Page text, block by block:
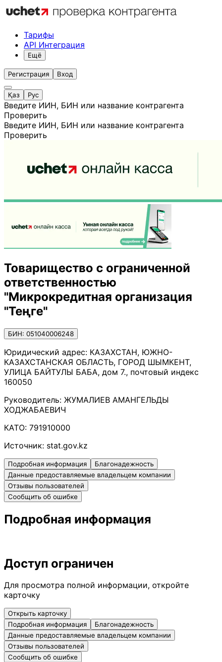
Тарифы
API Интеграция
Ещё
Регистрация Вход
Қаз Рус
Введите ИИН, БИН или название контрагента
Проверить
Введите ИИН, БИН или название контрагента
Проверить
Товарищество с ограниченной
ответственностью
"Микрокредитная организация
"Теңге"
БИН: 051040006248
Юридический адрес: КАЗАХСТАН, ЮЖНО-
КАЗАХСТАНСКАЯ ОБЛАСТЬ, ГОРОД ШЫМКЕНТ,
УЛИЦА БАЙТУЛЫ БАБА, дом 7., почтовый индекс
160050
Руководитель: ЖУМАЛИЕВ АМАНГЕЛЬДЫ
ХОДЖАБАЕВИЧ
КАТО: 791910000
Источник: stat.gov.kz
Подробная информация
Благонадежность
Данные предоставляемые владельцем компании
Отзывы пользователей
Сообщить об ошибке
Подробная информация
Доступ ограничен
Для просмотра полной информации, откройте
карточку
Открыть карточку
Подробная информация
Благонадежность
Данные предоставляемые владельцем компании
Отзывы пользователей
Сообщить об ошибке